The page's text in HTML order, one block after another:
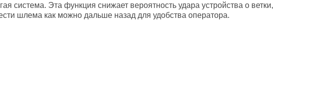
система. Эта функция снижает вероятность удара устройства о ветки,
шлема как можно дальше назад для удобства оператора.